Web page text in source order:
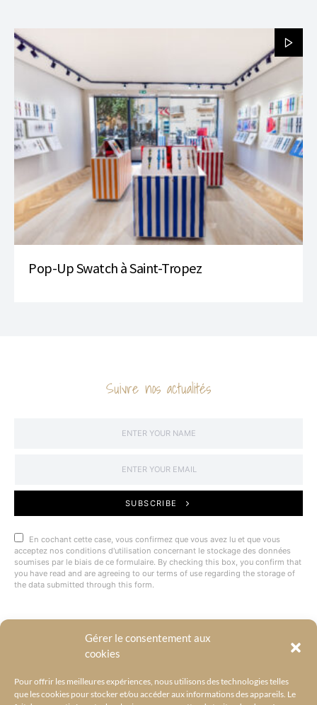
Gérer le consentement aux
cookies
Pour offrir les meilleures expériences, nous utilisons des technologies telles
que les cookies pour stocker et/ou accéder aux informations des appareils. Le
Pop-Up Swatch à Saint-Tropez
Suivre nos actualités
SUBSCRIBE
En cochant cette case, vous confirmez que vous avez lu et que vous
acceptez nos conditions d'utilisation concernant le stockage des données
soumises par le biais de ce formulaire. By checking this box, you confirm that
you have read and are agreeing to our terms of use regarding the storage of
the data submitted through this form.
@BYRACKEL